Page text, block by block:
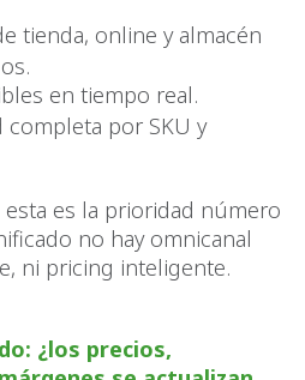
tienda, online y almacén
en tiempo real.
completa por SKU y
esta es la prioridad número
no hay omnicanal
ni pricing inteligente.
¿los precios,